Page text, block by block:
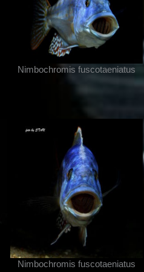
Nimbochromis fuscotaeniatus
Nimbochromis fuscotaeniatus